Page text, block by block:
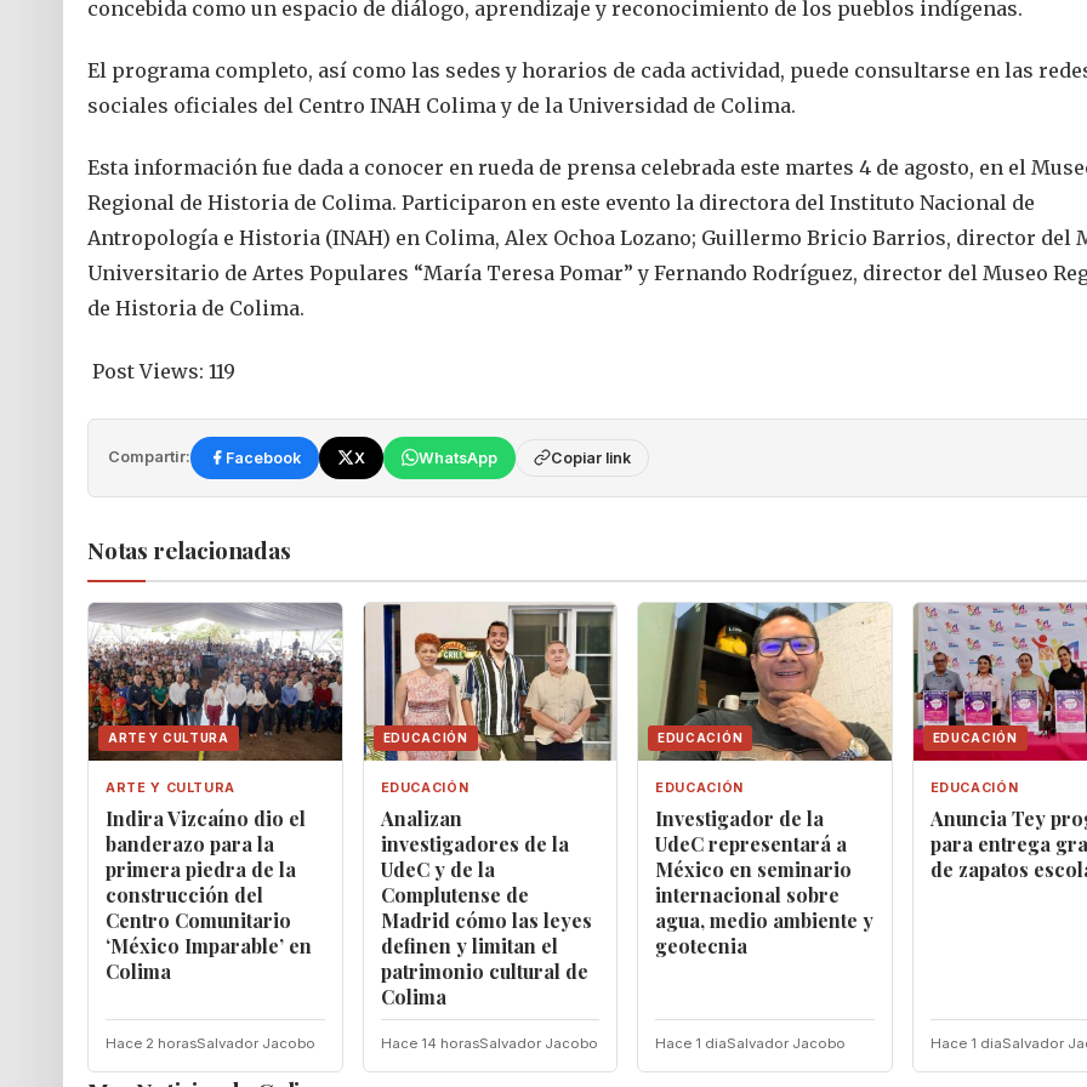
concebida como un espacio de diálogo, aprendizaje y reconocimiento de los pueblos indígenas.
El programa completo, así como las sedes y horarios de cada actividad, puede consultarse en las
sociales oficiales del Centro INAH Colima y de la Universidad de Colima.
Esta información fue dada a conocer en rueda de prensa celebrada este martes 4 de agosto, en el
Regional de Historia de Colima. Participaron en este evento la directora del Instituto Nacional de
Antropología e Historia (INAH) en Colima, Alex Ochoa Lozano; Guillermo Bricio Barrios, director del
Universitario de Artes Populares “María Teresa Pomar” y Fernando Rodríguez, director del Museo
de Historia de Colima.
Post Views: 119
Compartir: Facebook X WhatsApp Copiar link
Notas relacionadas
ARTE Y CULTURA
ARTE Y CULTURA
Indira Vizcaíno dio el
banderazo para la
primera piedra de la
construcción del
Centro Comunitario
‘México Imparable’ en
Colima
Hace 2 horasSalvador Jacobo
EDUCACIÓN
EDUCACIÓN
Analizan
investigadores de la
UdeC y de la
Complutense de
Madrid cómo las leyes
definen y limitan el
patrimonio cultural de
Colima
Hace 14 horasSalvador Jacobo
EDUCACIÓN
EDUCACIÓN
Investigador de la
UdeC representará a
México en seminario
internacional sobre
agua, medio ambiente y
geotecnia
Hace 1 diaSalvador Jacobo
EDUCACIÓN
EDUCACIÓN
‎Anuncia Tey
para entrega
de zapatos
Hace 1 diaSalvador